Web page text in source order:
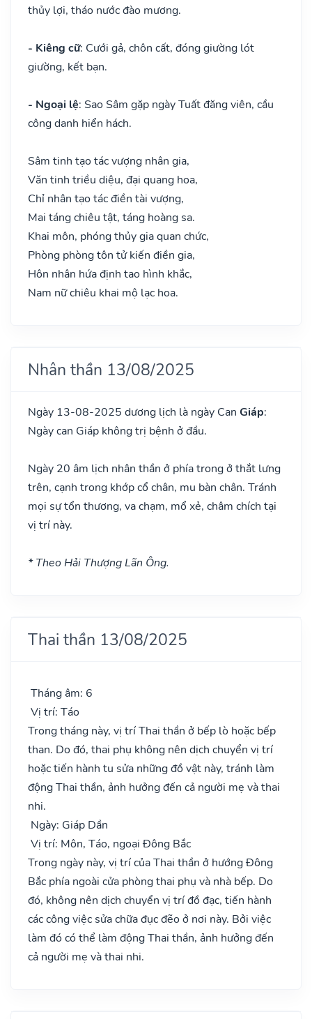
thủy lợi, tháo nước đào mương.
- Kiêng cữ: Cưới gả, chôn cất, đóng giường lót
giường, kết bạn.
- Ngoại lệ: Sao Sâm gặp ngày Tuất đăng viên, cầu
công danh hiển hách.
Sâm tinh tạo tác vượng nhân gia,
Văn tinh triều diệu, đại quang hoa,
Chỉ nhân tạo tác điền tài vượng,
Mai táng chiêu tật, táng hoàng sa.
Khai môn, phóng thủy gia quan chức,
Phòng phòng tôn tử kiến điền gia,
Hôn nhân hứa định tao hình khắc,
Nam nữ chiêu khai mộ lạc hoa.
Nhân thần 13/08/2025
Ngày 13-08-2025 dương lịch là ngày Can Giáp:
Ngày can Giáp không trị bệnh ở đầu.
Ngày 20 âm lịch nhân thần ở phía trong ở thắt lưng
trên, cạnh trong khớp cổ chân, mu bàn chân. Tránh
mọi sự tổn thương, va chạm, mổ xẻ, châm chích tại
vị trí này.
* Theo Hải Thượng Lãn Ông.
Thai thần 13/08/2025
Tháng âm: 6
Vị trí: Táo
Trong tháng này, vị trí Thai thần ở bếp lò hoặc bếp
than. Do đó, thai phụ không nên dịch chuyển vị trí
hoặc tiến hành tu sửa những đồ vật này, tránh làm
động Thai thần, ảnh hưởng đến cả người mẹ và thai
nhi.
Ngày: Giáp Dần
Vị trí: Môn, Táo, ngoại Đông Bắc
Trong ngày này, vị trí của Thai thần ở hướng Đông
Bắc phía ngoài cửa phòng thai phụ và nhà bếp. Do
đó, không nên dịch chuyển vị trí đồ đạc, tiến hành
các công việc sửa chữa đục đẽo ở nơi này. Bởi việc
làm đó có thể làm động Thai thần, ảnh hưởng đến
cả người mẹ và thai nhi.